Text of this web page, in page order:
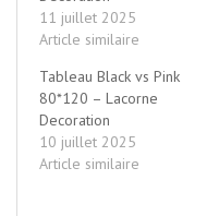
11 juillet 2025
Article similaire
Tableau Black vs Pink
80*120 – Lacorne
Decoration
10 juillet 2025
Article similaire